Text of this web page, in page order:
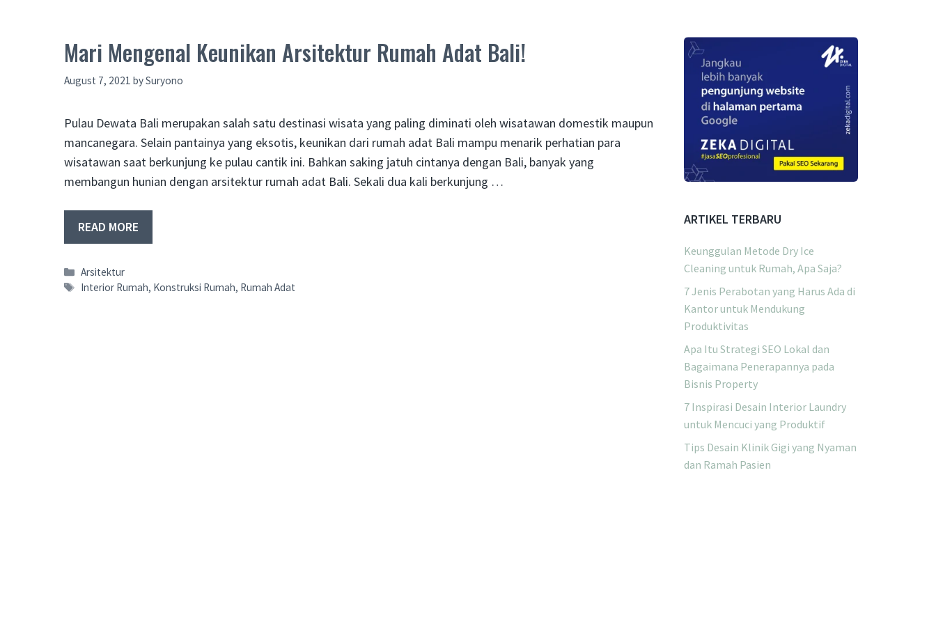
Mari Mengenal Keunikan Arsitektur Rumah Adat Bali!
August 7, 2021 bySuryono
Pulau Dewata Bali merupakan salah satu destinasi wisata yang paling diminati oleh wisatawan domestik maupun
mancanegara. Selain pantainya yang eksotis, keunikan dari rumah adat Bali mampu menarik perhatian para
wisatawan saat berkunjung ke pulau cantik ini. Bahkan saking jatuh cintanya dengan Bali, banyak yang
membangun hunian dengan arsitektur rumah adat Bali. Sekali dua kali berkunjung …
READ MORE
Categories
Arsitektur
Tags
Interior Rumah, Konstruksi Rumah, Rumah Adat
ARTIKEL TERBARU
Keunggulan Metode Dry Ice
Cleaning untuk Rumah, Apa Saja?
7 Jenis Perabotan yang Harus Ada di
Kantor untuk Mendukung
Produktivitas
Apa Itu Strategi SEO Lokal dan
Bagaimana Penerapannya pada
Bisnis Property
7 Inspirasi Desain Interior Laundry
untuk Mencuci yang Produktif
Tips Desain Klinik Gigi yang Nyaman
dan Ramah Pasien